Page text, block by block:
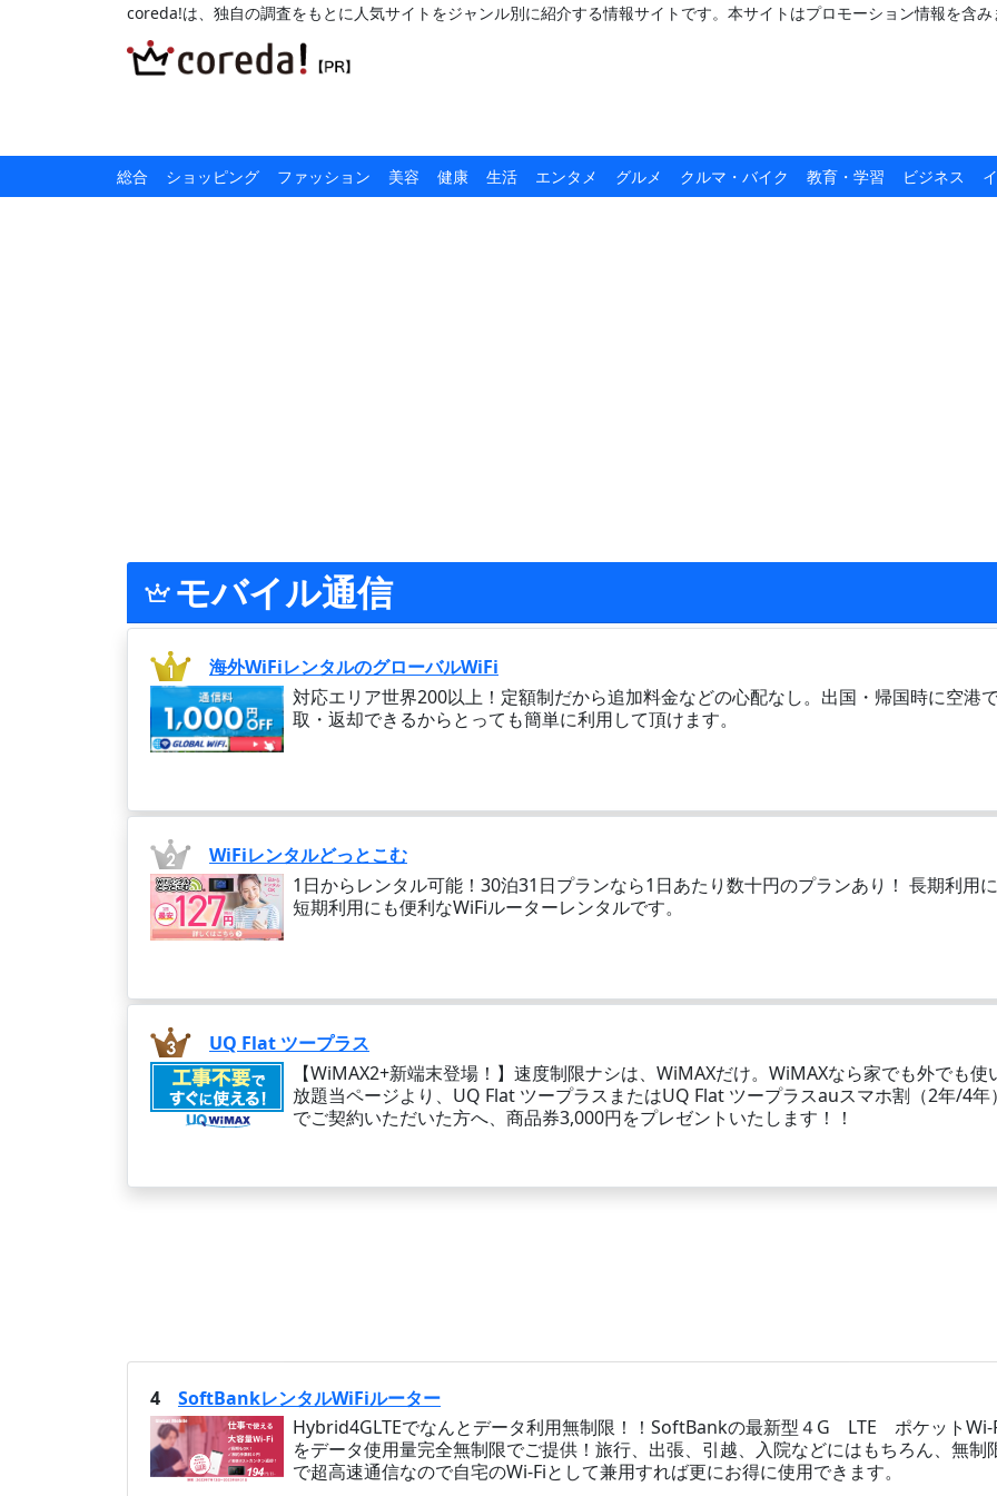
coreda!は、独自の調査をもとに人気サイトをジャンル別に紹介する情報サイトです。本サイトはプロモーション情報を含み
総合 ショッピング ファッション 美容 健康 生活 エンタメ グルメ クルマ・バイク 教育・学習 ビジネス
モバイル通信
海外WiFiレンタルのグローバルWiFi
対応エリア世界200以上！定額制だから追加料金などの心配なし。出国・帰国時に空港
取・返却できるからとっても簡単に利用して頂けます。
WiFiレンタルどっとこむ
1日からレンタル可能！30泊31日プランなら1日あたり数十円のプランあり！ 長期利用
短期利用にも便利なWiFiルーターレンタルです。
UQ Flat ツープラス
【WiMAX2+新端末登場！】速度制限ナシは、WiMAXだけ。WiMAXなら家でも外でも使
放題当ページより、UQ Flat ツープラスまたはUQ Flat ツープラスauスマホ割（2年/4年）
でご契約いただいた方へ、商品券3,000円をプレゼントいたします！！
4
SoftBankレンタルWiFiルーター
Hybrid4GLTEでなんとデータ利用無制限！！SoftBankの最新型４G LTE ポケットWi-
をデータ使用量完全無制限でご提供！旅行、出張、引越、入院などにはもちろん、無制
で超高速通信なので自宅のWi-Fiとして兼用すれば更にお得に使用できます。